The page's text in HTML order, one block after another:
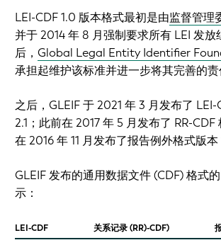
LEI-CDF 1.0 版本格式最初是由监督管理
并于 2014 年 8 月强制要求所有 LEI 发放
后， Global Legal Entity Identifier
承担起维护该标准并进一步将其完善的责
之后，GLEIF 于 2021 年 3 月发布了
2.1；此前在 2017 年 5 月发布了 RR-CDF
在 2016 年 11 月发布了报告例外格式版本
GLEIF 发布的通用数据文件 (CDF) 格式
示：
LEI-CDF 关系记录 (RR)-CDF)